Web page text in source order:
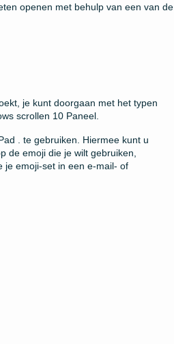
openen met behulp van een van de
je kunt doorgaan met het typen
scrollen 10 Paneel.
. te gebruiken. Hiermee kunt u
de emoji die je wilt gebruiken,
je emoji-set in een e-mail- of